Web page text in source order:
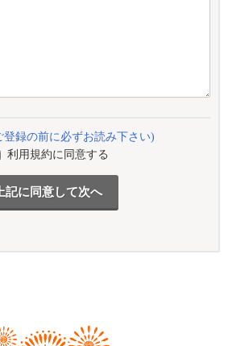
登録の前に必ずお読み下さい)
利用規約に同意する